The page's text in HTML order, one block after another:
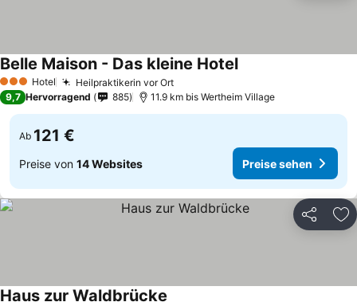
3 SterneHotel Heilpraktikerin vor Ort
Belle Maison - Das kleine Hotel
9,7 Hervorragend 885 11.9 km bis Wertheim Village
Ab 121 €
Preise von 14 Websites Preise sehen
Teilen
Haus zur Waldbrücke